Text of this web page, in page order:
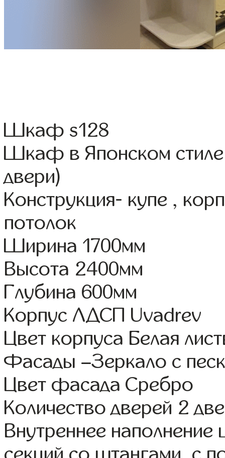
Шкаф s128
Шкаф в Японском
двери)
Конструкция- купе ,
потолок
Ширина 1700мм
Высота 2400мм
Глубина 600мм
Корпус ЛДСП Uvadrev
Цвет корпуса Белая
Фасады –Зеркало с
Цвет фасада Сребро
Количество дверей 2
Внутреннее